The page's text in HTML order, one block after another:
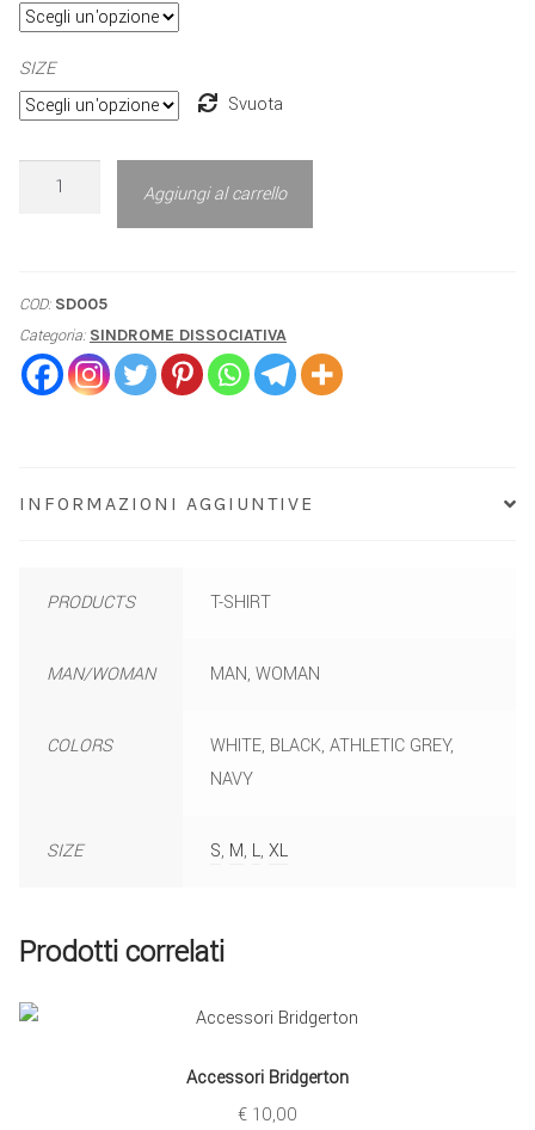
SIZE
Svuota
Aggiungi al carrello
COD: SD005
Categoria: SINDROME DISSOCIATIVA
INFORMAZIONI AGGIUNTIVE
PRODUCTS T-SHIRT
MAN/WOMAN MAN, WOMAN
COLORS
WHITE, BLACK, ATHLETIC GREY,
NAVY
SIZE S, M, L, XL
Prodotti correlati
Accessori Bridgerton
€ 10,00